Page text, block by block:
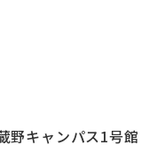
キャンパス1号館